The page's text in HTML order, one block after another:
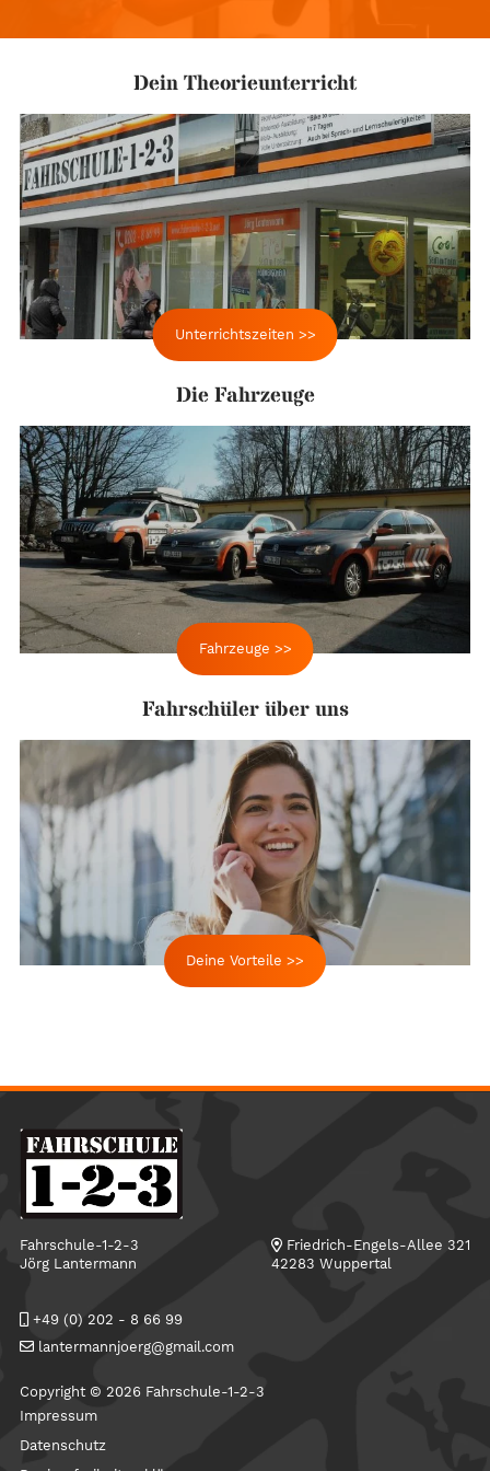
Wichtige Links auf einen Blick
Dein Theorieunterricht
Unterrichtszeiten >>
Die Fahrzeuge
Fahrzeuge >>
Fahrschüler über uns
Deine Vorteile >>
Fahrschule-1-2-3
Jörg Lantermann
Friedrich-Engels-Allee 321
42283 Wuppertal
+49 (0) 202 - 8 66 99
lantermannjoerg@gmail.com
Copyright © 2026 Fahrschule-1-2-3
Impressum
Datenschutz